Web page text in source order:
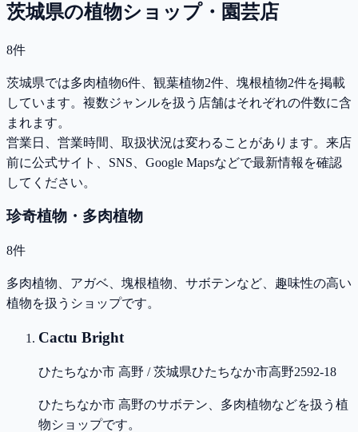
茨城県の植物ショップ・園芸店
8件
茨城県では多肉植物6件、観葉植物2件、塊根植物2件を掲載
しています。複数ジャンルを扱う店舗はそれぞれの件数に含
まれます。
営業日、営業時間、取扱状況は変わることがあります。来店
前に公式サイト、SNS、Google Mapsなどで最新情報を確認
してください。
珍奇植物・多肉植物
8件
多肉植物、アガベ、塊根植物、サボテンなど、趣味性の高い
植物を扱うショップです。
Cactu Bright
ひたちなか市 高野 / 茨城県ひたちなか市高野2592-18
ひたちなか市 高野のサボテン、多肉植物などを扱う植
物ショップです。